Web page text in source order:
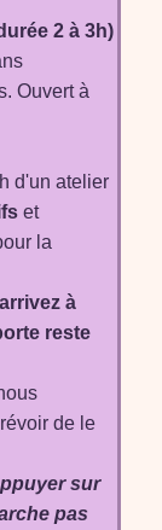
2 à 3h)
Ouvert à
d'un atelier
et
la
à
reste
de le
sur
pas